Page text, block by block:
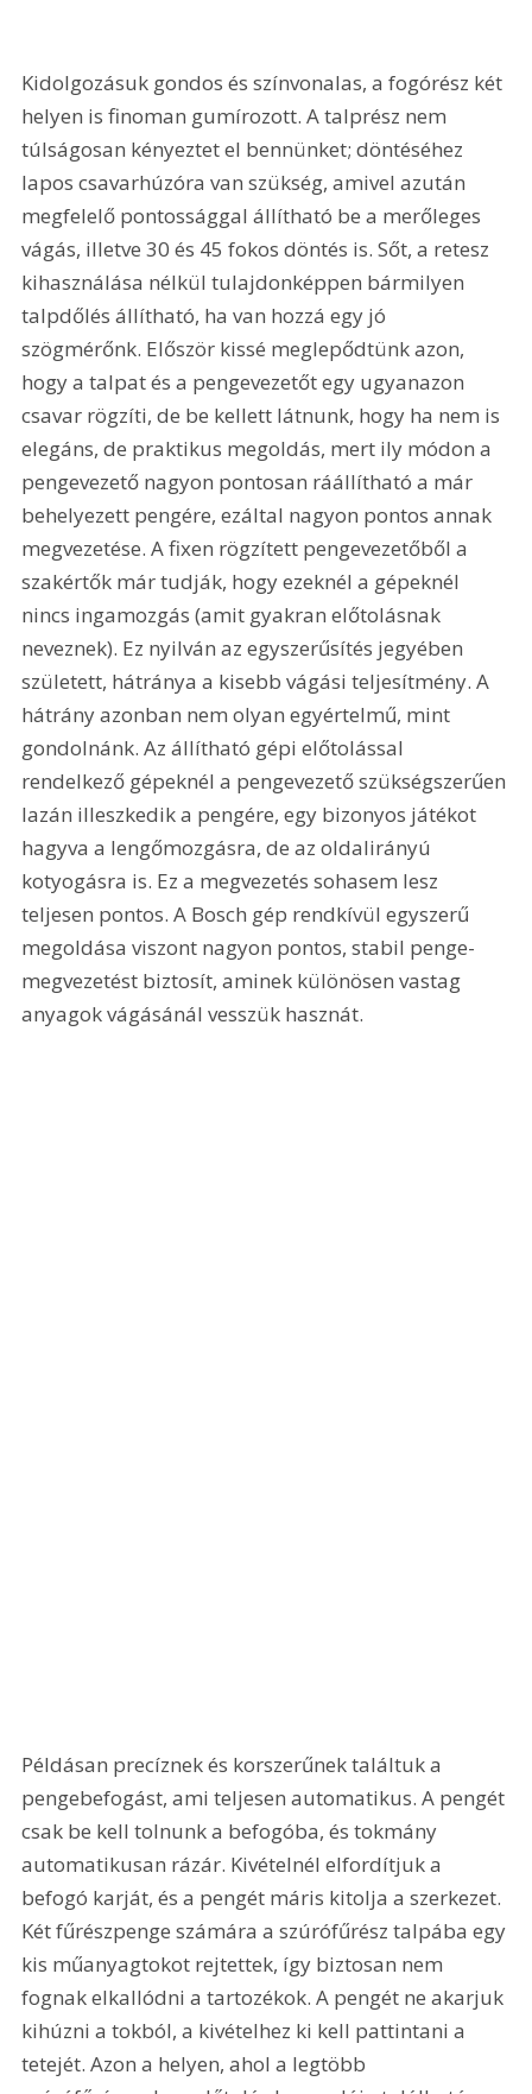
Kidolgozásuk gondos és színvonalas, a fogórész két
helyen is finoman gumírozott. A talprész nem
túlságosan kényeztet el bennünket; döntéséhez
lapos csavarhúzóra van szükség, amivel azután
megfelelő pontossággal állítható be a merőleges
vágás, illetve 30 és 45 fokos döntés is. Sőt, a retesz
kihasználása nélkül tulajdonképpen bármilyen
talpdőlés állítható, ha van hozzá egy jó
szögmérőnk. Először kissé meglepődtünk azon,
hogy a talpat és a pengevezetőt egy ugyanazon
csavar rögzíti, de be kellett látnunk, hogy ha nem is
elegáns, de praktikus megoldás, mert ily módon a
pengevezető nagyon pontosan ráállítható a már
behelyezett pengére, ezáltal nagyon pontos annak
megvezetése. A fixen rögzített pengevezetőből a
szakértők már tudják, hogy ezeknél a gépeknél
nincs ingamozgás (amit gyakran előtolásnak
neveznek). Ez nyilván az egyszerűsítés jegyében
született, hátránya a kisebb vágási teljesítmény. A
hátrány azonban nem olyan egyértelmű, mint
gondolnánk. Az állítható gépi előtolással
rendelkező gépeknél a pengevezető szükségszerűen
lazán illeszkedik a pengére, egy bizonyos játékot
hagyva a lengőmozgásra, de az oldalirányú
kotyogásra is. Ez a megvezetés sohasem lesz
teljesen pontos. A Bosch gép rendkívül egyszerű
megoldása viszont nagyon pontos, stabil penge-
megvezetést biztosít, aminek különösen vastag
anyagok vágásánál vesszük hasznát.
Példásan precíznek és korszerűnek találtuk a
pengebefogást, ami teljesen automatikus. A pengét
csak be kell tolnunk a befogóba, és tokmány
automatikusan rázár. Kivételnél elfordítjuk a
befogó karját, és a pengét máris kitolja a szerkezet.
Két fűrészpenge számára a szúrófűrész talpába egy
kis műanyagtokot rejtettek, így biztosan nem
fognak elkallódni a tartozékok. A pengét ne akarjuk
kihúzni a tokból, a kivételhez ki kell pattintani a
tetejét. Azon a helyen, ahol a legtöbb